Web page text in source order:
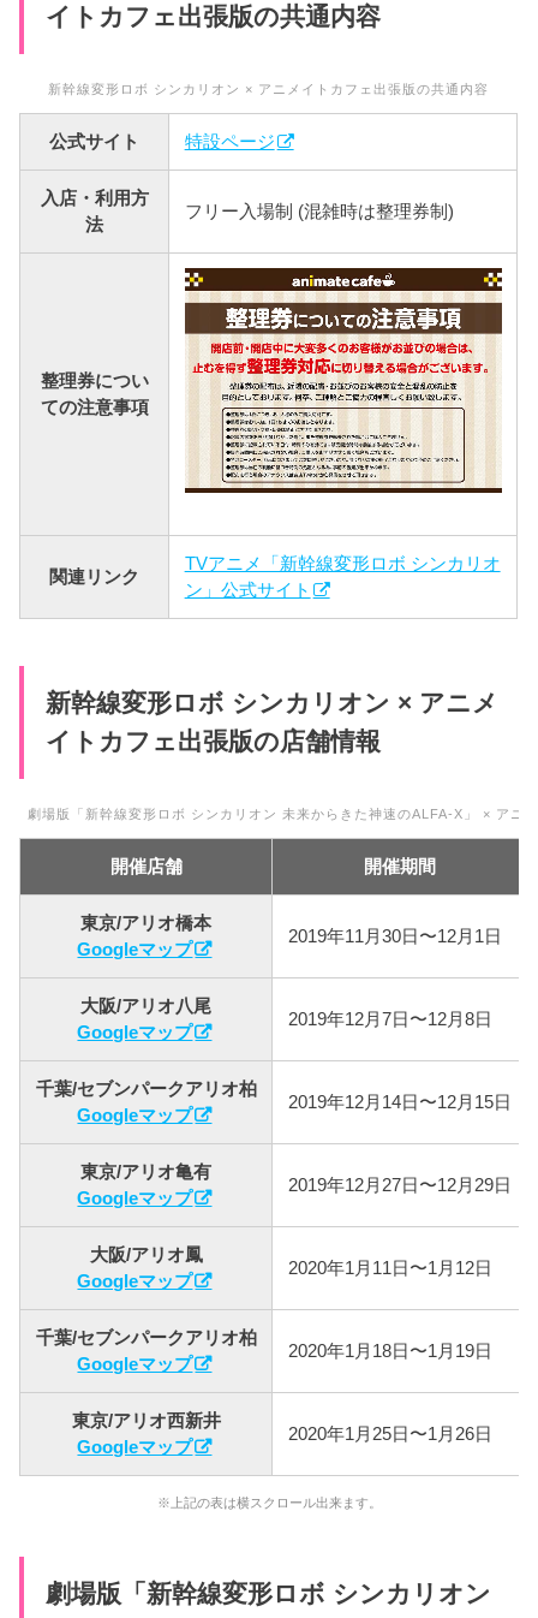
イトカフェ出張版の共通内容
新幹線変形ロボ シンカリオン × アニメイトカフェ出張版の共通内容
公式サイト 特設ページ
入店・利用方
法
フリー入場制 (混雑時は整理券制)
整理券につい
ての注意事項
関連リンク
TVアニメ「新幹線変形ロボ シンカリオ
ン」公式サイト
新幹線変形ロボ シンカリオン × アニメ
イトカフェ出張版の店舗情報
劇場版「新幹線変形ロボ シンカリオン 未来からきた神速のALFA-X」 × アニ
開催店舗 開催期間
東京/アリオ橋本
Googleマップ
2019年11月30日〜12月1日
大阪/アリオ八尾
Googleマップ
2019年12月7日〜12月8日
千葉/セブンパークアリオ柏
Googleマップ
2019年12月14日〜12月15日
東京/アリオ亀有
Googleマップ
2019年12月27日〜12月29日
大阪/アリオ鳳
Googleマップ
2020年1月11日〜1月12日
千葉/セブンパークアリオ柏
Googleマップ
2020年1月18日〜1月19日
東京/アリオ西新井
Googleマップ
2020年1月25日〜1月26日
※上記の表は横スクロール出来ます。
劇場版「新幹線変形ロボ シンカリオン